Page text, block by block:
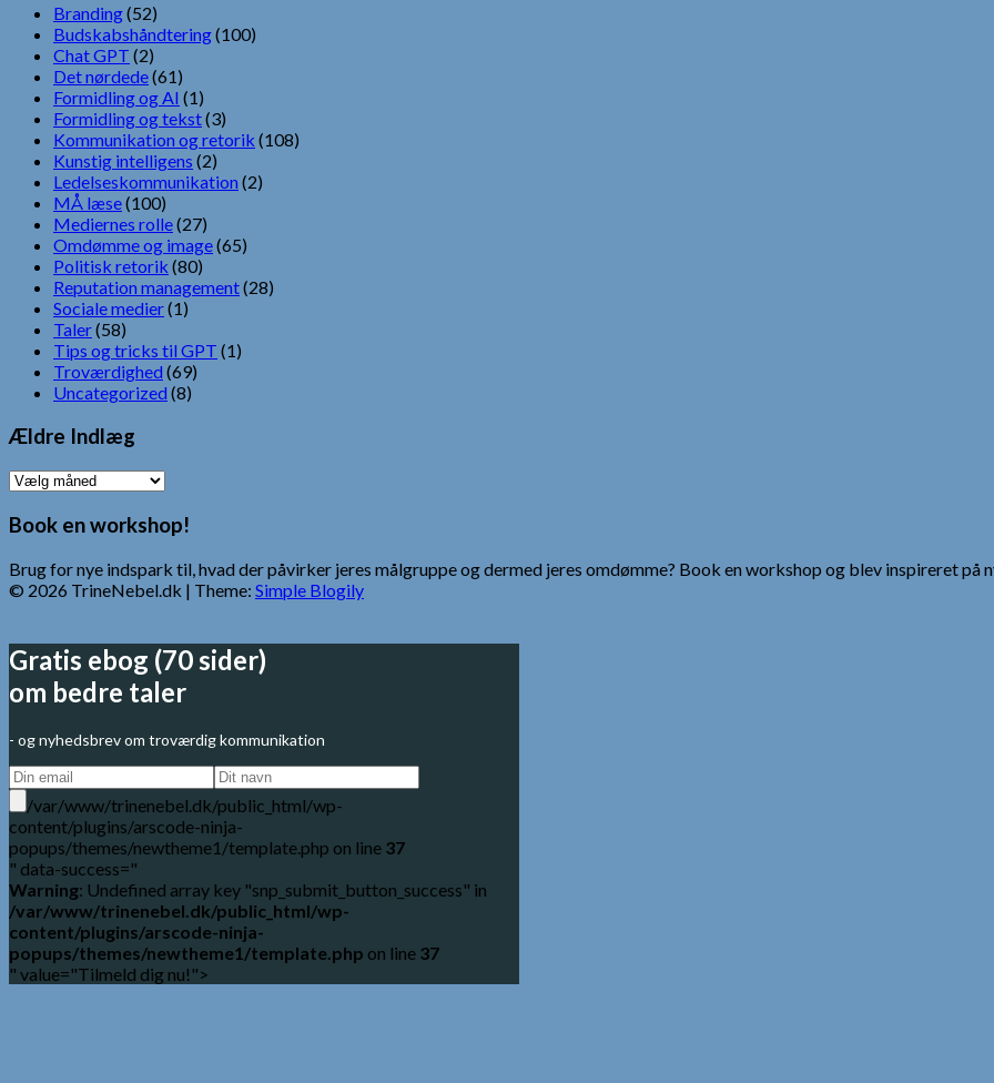
Branding(52)
Budskabshåndtering(100)
Chat GPT (2)
Det nørdede(61)
Formidling og AI (1)
Formidling og tekst(3)
Kommunikation og retorik (108)
Kunstig intelligens (2)
Ledelseskommunikation (2)
MÅ læse(100)
Mediernes rolle(27)
Omdømme og image(65)
Politisk retorik (80)
Reputation management(28)
Sociale medier(1)
Taler(58)
Tips og tricks til GPT (1)
Troværdighed (69)
Uncategorized (8)
Ældre Indlæg
Ældre
Book en workshop!
Brug for nye indspark til, hvad der påvirker jeres målgruppe og dermed jeres omdømme? Book en workshop og blev inspireret på
© 2026 TrineNebel.dk | Theme: Simple Blogily
Gratis ebog (70 sider)
om bedre taler
- og nyhedsbrev om troværdig kommunikation
/var/www/trinenebel.dk/public_html/wp-
content/plugins/arscode-ninja-
popups/themes/newtheme1/template.php on line 37
" data-success="
Warning: Undefined array key "snp_submit_button_success" in
/var/www/trinenebel.dk/public_html/wp-
content/plugins/arscode-ninja-
popups/themes/newtheme1/template.php on line 37
" value="Tilmeld dig nu!">